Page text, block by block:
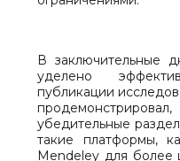
В заключительные
уделено
публикации
убедительные
такие платформы,
Mendeley для более